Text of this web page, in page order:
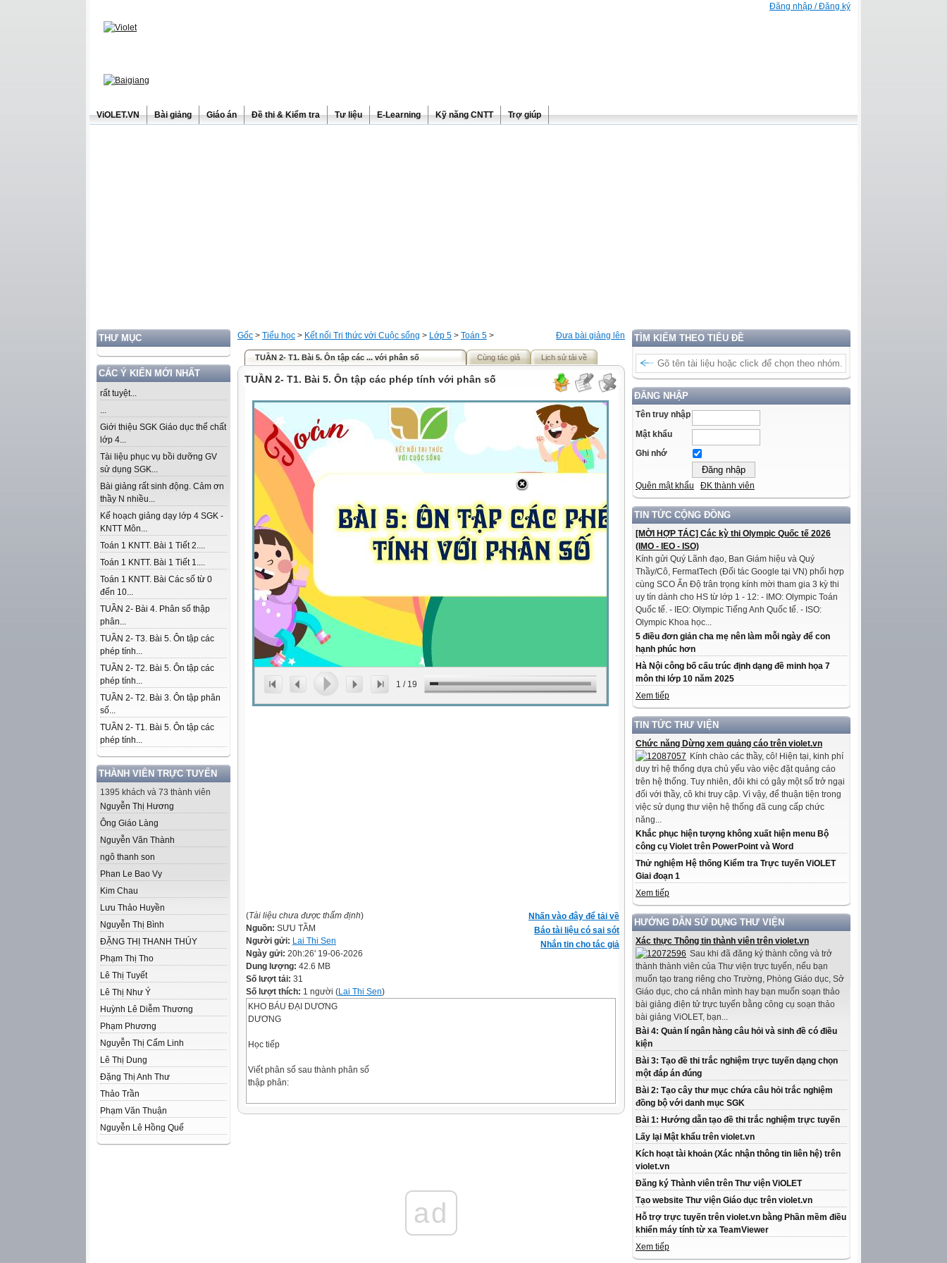
Đăng nhập / Đăng ký
ViOLET.VN Bài giảng Giáo án Đề thi & Kiểm tra Tư liệu E-Learning Kỹ năng CNTT Trợ giúp
THƯ MỤC
CÁC Ý KIẾN MỚI NHẤT
rất tuyệt...
...
Giới thiệu SGK Giáo dục thể chất
lớp 4...
Tài liệu phục vụ bồi dưỡng GV
sử dụng SGK...
Bài giảng rất sinh động. Cảm ơn
thầy N nhiều...
Kế hoạch giảng dạy lớp 4 SGK -
KNTT Môn...
Toán 1 KNTT. Bài 1 Tiết 2....
Toán 1 KNTT. Bài 1 Tiết 1....
Toán 1 KNTT. Bài Các số từ 0
đến 10...
TUẦN 2- Bài 4. Phân số thập
phân...
TUẦN 2- T3. Bài 5. Ôn tập các
phép tính...
TUẦN 2- T2. Bài 5. Ôn tập các
phép tính...
TUẦN 2- T2. Bài 3. Ôn tập phân
số...
TUẦN 2- T1. Bài 5. Ôn tập các
phép tính...
THÀNH VIÊN TRỰC TUYẾN
1395 khách và 73 thành viên
Nguyễn Thị Hương
Ông Giáo Làng
Nguyễn Văn Thành
ngô thanh son
Phan Le Bao Vy
Kim Chau
Lưu Thảo Huyền
Nguyễn Thị Bình
ĐẶNG THỊ THANH THÚY
Phạm Thị Tho
Lê Thị Tuyết
Lê Thị Như Ý
Huỳnh Lê Diễm Thương
Phạm Phương
Nguyễn Thị Cẩm Linh
Lê Thị Dung
Đặng Thị Anh Thư
Thảo Trần
Phạm Văn Thuận
Nguyễn Lê Hồng Quế
TÌM KIẾM THEO TIÊU ĐỀ
ĐĂNG NHẬP
Tên truy nhập
Mật khẩu
Ghi nhớ
Quên mật khẩu ĐK thành viên
TIN TỨC CỘNG ĐỒNG
[MỜI HỢP TÁC] Các kỳ thi Olympic Quốc tế 2026
(IMO - IEO - ISO)
Kính gửi Quý Lãnh đạo, Ban Giám hiệu và Quý
Thầy/Cô, FermatTech (Đối tác Google tại VN) phối hợp
cùng SCO Ấn Độ trân trọng kính mời tham gia 3 kỳ thi
uy tín dành cho HS từ lớp 1 - 12: - IMO: Olympic Toán
Quốc tế. - IEO: Olympic Tiếng Anh Quốc tế. - ISO:
Olympic Khoa học...
5 điều đơn giản cha mẹ nên làm mỗi ngày để con
hạnh phúc hơn
Hà Nội công bố cấu trúc định dạng đề minh họa 7
môn thi lớp 10 năm 2025
Xem tiếp
TIN TỨC THƯ VIỆN
Chức năng Dừng xem quảng cáo trên violet.vn
Kính chào các thầy, cô! Hiện tại, kinh phí
duy trì hệ thống dựa chủ yếu vào việc đặt quảng cáo
trên hệ thống. Tuy nhiên, đôi khi có gây một số trở ngại
đối với thầy, cô khi truy cập. Vì vậy, để thuận tiện trong
việc sử dụng thư viện hệ thống đã cung cấp chức
năng...
Khắc phục hiện tượng không xuất hiện menu Bộ
công cụ Violet trên PowerPoint và Word
Thử nghiệm Hệ thống Kiểm tra Trực tuyến ViOLET
Giai đoạn 1
Xem tiếp
HƯỚNG DẪN SỬ DỤNG THƯ VIỆN
Xác thực Thông tin thành viên trên violet.vn
Sau khi đã đăng ký thành công và trở
thành thành viên của Thư viện trực tuyến, nếu bạn
muốn tạo trang riêng cho Trường, Phòng Giáo dục, Sở
Giáo dục, cho cá nhân mình hay bạn muốn soạn thảo
bài giảng điện tử trực tuyến bằng công cụ soạn thảo
bài giảng ViOLET, bạn...
Bài 4: Quản lí ngân hàng câu hỏi và sinh đề có điều
kiện
Bài 3: Tạo đề thi trắc nghiệm trực tuyến dạng chọn
một đáp án đúng
Bài 2: Tạo cây thư mục chứa câu hỏi trắc nghiệm
đồng bộ với danh mục SGK
Bài 1: Hướng dẫn tạo đề thi trắc nghiệm trực tuyến
Lấy lại Mật khẩu trên violet.vn
Kích hoạt tài khoản (Xác nhận thông tin liên hệ) trên
violet.vn
Đăng ký Thành viên trên Thư viện ViOLET
Tạo website Thư viện Giáo dục trên violet.vn
Hỗ trợ trực tuyến trên violet.vn bằng Phần mềm điều
khiển máy tính từ xa TeamViewer
Xem tiếp
Đưa bài giảng lên
Gốc > Tiểu học > Kết nối Tri thức với Cuộc sống > Lớp 5 > Toán 5 >
TUẦN 2- T1. Bài 5. Ôn tập các ... với phân số Cùng tác giả Lịch sử tải về
TUẦN 2- T1. Bài 5. Ôn tập các phép tính với phân số
1 / 19
Nhấn vào đây để tải về
Báo tài liệu có sai sót
Nhắn tin cho tác giả
(Tài liệu chưa được thẩm định)
Nguồn: SƯU TẦM
Người gửi: Lai Thi Sen
Ngày gửi: 20h:26' 19-06-2026
Dung lượng: 42.6 MB
Số lượt tải: 31
Số lượt thích: 1 người (Lai Thi Sen)
KHO BÁU ĐẠI DƯƠNG
DƯƠNG
Học tiếp
Viết phân số sau thành phân số
thập phân:
ad